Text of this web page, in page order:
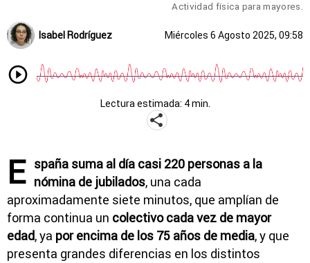
Actividad física para mayores.
Isabel Rodríguez Miércoles 6 Agosto 2025, 09:58
Lectura estimada: 4 min.
E spaña suma al día casi 220 personas a la
nómina de jubilados, una cada
aproximadamente siete minutos, que amplían de
forma continua un colectivo cada vez de mayor
edad, ya por encima de los 75 años de media, y que
presenta grandes diferencias en los distintos